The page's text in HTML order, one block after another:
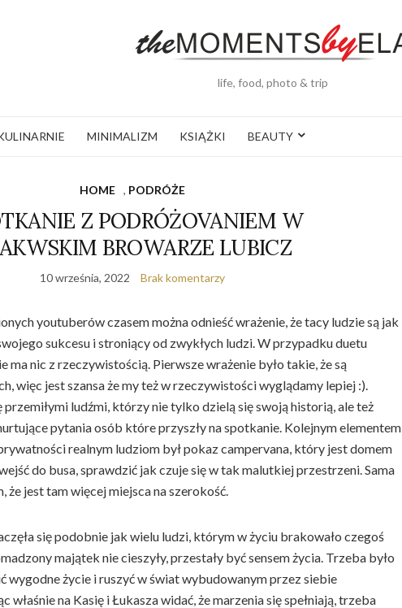
life, food, photo & trip
MINIMALIZM KSIĄŻKI BEAUTY
HOME , PODRÓŻE
Z PODRÓŻOVANIEM W
BROWARZE LUBICZ
10 września, 2022 Brak komentarzy
youtuberów czasem można odnieść wrażenie, że tacy ludzie są jak
sukcesu i stroniący od zwykłych ludzi. W przypadku duetu
ma nic z rzeczywistością. Pierwsze wrażenie było takie, że są
więc jest szansa że my też w rzeczywistości wyglądamy lepiej :).
przemiłymi ludźmi, którzy nie tylko dzielą się swoją historią, ale też
pytania osób które przyszły na spotkanie. Kolejnym elementem
realnym ludziom był pokaz campervana, który jest domem
do busa, sprawdzić jak czuje się w tak malutkiej przestrzeni. Sama
że jest tam więcej miejsca na szerokość.
się podobnie jak wielu ludzi, którym w życiu brakowało czegoś
majątek nie cieszyły, przestały być sensem życia. Trzeba było
wygodne życie i ruszyć w świat wybudowanym przez siebie
właśnie na Kasię i Łukasza widać, że marzenia się spełniają, trzeba